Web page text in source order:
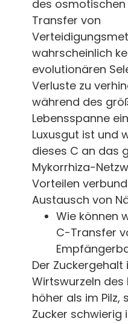
des
Transfer von
wahrscheinlich
evolutionären
Verluste zu
während des
Lebensspanne
Luxusgut ist und
dieses C an das
Mykorrhiza-
Vorteilen
Austausch von
Wie können
C-Transfer
Der Zuckergehalt
Wirtswurzeln
höher als im Pilz,
Zucker schwierig